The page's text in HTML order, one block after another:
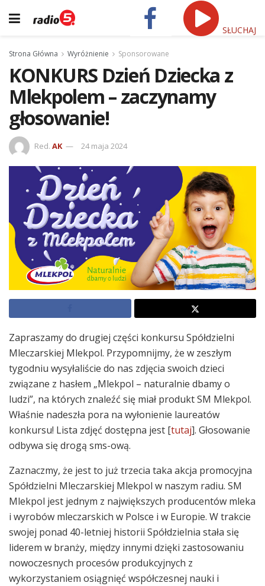
SŁUCHAJ
Strona Główna Wyróżnienie Sponsorowane
KONKURS Dzień Dziecka z
Mlekpolem – zaczynamy
głosowanie!
Red. AK 24 maja 2024
Zapraszamy do drugiej części konkursu Spółdzielni
Mleczarskiej Mlekpol. Przypomnijmy, że w zeszłym
tygodniu wysyłaliście do nas zdjęcia swoich dzieci
związane z hasłem „Mlekpol – naturalnie dbamy o
ludzi”, na których znaleźć się miał produkt SM Mlekpol.
Właśnie nadeszła pora na wyłonienie laureatów
konkursu! Lista zdjęć dostępna jest [tutaj]. Głosowanie
odbywa się drogą sms-ową.
Zaznaczmy, że jest to już trzecia taka akcja promocyjna
Spółdzielni Mleczarskiej Mlekpol w naszym radiu. SM
Mlekpol jest jednym z największych producentów mleka
i wyrobów mleczarskich w Polsce i w Europie. W trakcie
swojej ponad 40-letniej historii Spółdzielnia stała się
liderem w branży, między innymi dzięki zastosowaniu
nowoczesnych procesów produkcyjnych z
wykorzystaniem osiągnięć współczesnej nauki i